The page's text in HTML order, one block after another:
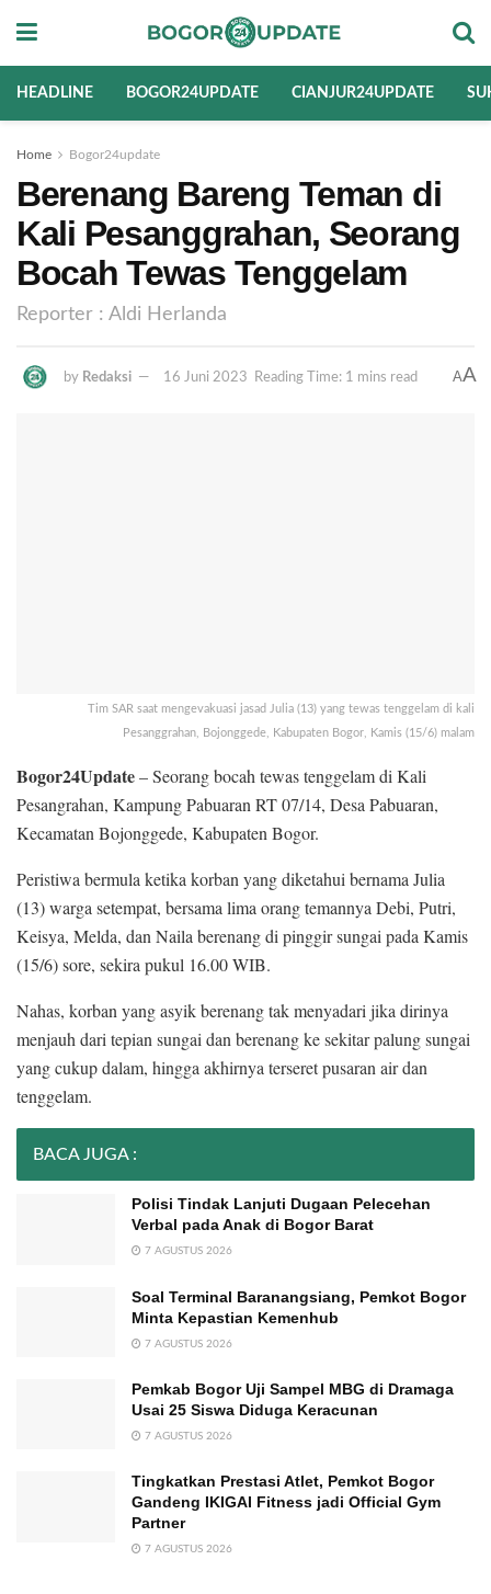
HEADLINE BOGOR24UPDATE CIANJUR24UPDATE
Home Bogor24update
Berenang Bareng Teman di
Kali Pesanggrahan, Seorang
Bocah Tewas Tenggelam
Reporter : Aldi Herlanda
by Redaksi 16 Juni 2023 Reading Time: 1 mins read AA
Tim SAR saat mengevakuasi jasad Julia (13) yang tewas tenggelam di kali
Pesanggrahan, Bojonggede, Kabupaten Bogor, Kamis (15/6) malam
Bogor24Update– Seorang bocah tewas tenggelam di Kali
Pesangrahan, Kampung Pabuaran RT 07/14, Desa Pabuaran,
Kecamatan Bojonggede, Kabupaten Bogor.
Peristiwa bermula ketika korban yang diketahui bernama Julia
(13) warga setempat, bersama lima orang temannya Debi, Putri,
Keisya, Melda, dan Naila berenang di pinggir sungai pada Kamis
(15/6) sore, sekira pukul 16.00 WIB.
Nahas, korban yang asyik berenang tak menyadari jika dirinya
menjauh dari tepian sungai dan berenang ke sekitar palung sungai
yang cukup dalam, hingga akhirnya terseret pusaran air dan
tenggelam.
BACA JUGA :
Polisi Tindak Lanjuti Dugaan Pelecehan
Verbal pada Anak di Bogor Barat
7 AGUSTUS 2026
Soal Terminal Baranangsiang, Pemkot Bogor
Minta Kepastian Kemenhub
7 AGUSTUS 2026
Pemkab Bogor Uji Sampel MBG di Dramaga
Usai 25 Siswa Diduga Keracunan
7 AGUSTUS 2026
Tingkatkan Prestasi Atlet, Pemkot Bogor
Gandeng IKIGAI Fitness jadi Official Gym
Partner
7 AGUSTUS 2026